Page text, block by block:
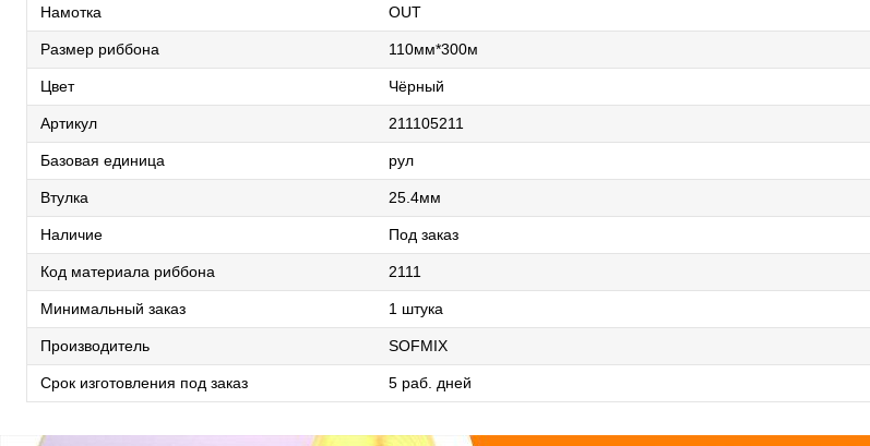
Намотка OUT
Размер риббона 110мм*300м
Цвет Чёрный
Артикул 211105211
Базовая единица рул
Втулка 25.4мм
Наличие Под заказ
Код материала риббона 2111
Минимальный заказ 1 штука
Производитель SOFMIX
Срок изготовления под заказ 5 раб. дней